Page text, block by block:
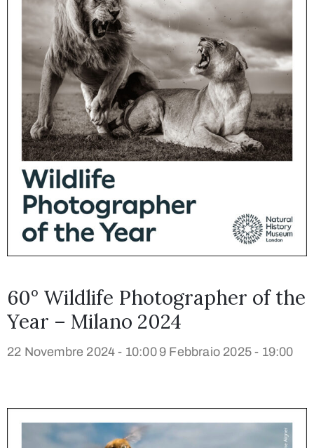
60° Wildlife Photographer of the
Year – Milano 2024
22 Novembre 2024 - 10:009 Febbraio 2025 - 19:00